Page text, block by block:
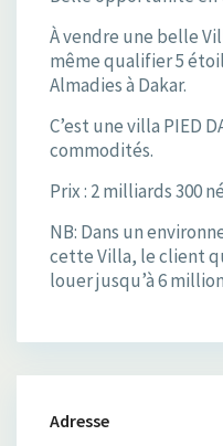
À vendre une belle
même qualifier 5
Almadies à Dakar.
C’est une villa PIED
commodités.
Prix : 2 milliards 300
NB: Dans un
cette Villa, le client
louer jusqu’à 6
Adresse